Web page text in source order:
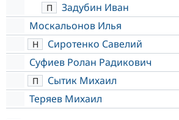
П
Задубин Иван
Москальонов Илья
Н
Сиротенко Савелий
Суфиев Ролан Радикович
П
Сытик Михаил
Теряев Михаил